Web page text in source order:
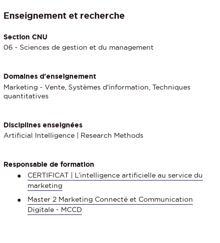
Enseignement et recherche
Section CNU
06 - Sciences de gestion et du management
Domaines d'enseignement
Marketing - Vente, Systèmes d'information, Techniques
quantitatives
Disciplines enseignées
Artificial Intelligence | Research Methods
Responsable de formation
CERTIFICAT | L’intelligence artificielle au service du
marketing
Master 2 Marketing Connecté et Communication
Digitale - MCCD